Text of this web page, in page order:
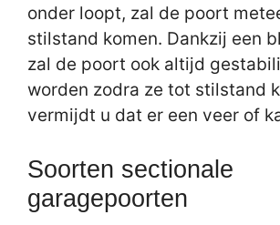
onder loopt, zal de poort
stilstand komen. Dankzij een
zal de poort ook altijd
worden zodra ze tot stilstand
vermijdt u dat er een veer of
Soorten sectionale
garagepoorten